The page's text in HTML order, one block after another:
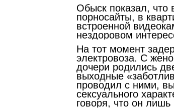
Обыс­к показал, что
порносайты, в
встроенной
нездоровом
На тот момент
электровоза. С
дочери родились
выходные
проводил с ними,
сексуального
говоря, что он